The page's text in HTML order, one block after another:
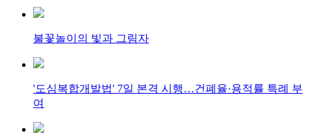
불꽃놀이의 빛과 그림자
'도심복합개발법' 7일 본격 시행…건폐율·용적률 특례 부
여